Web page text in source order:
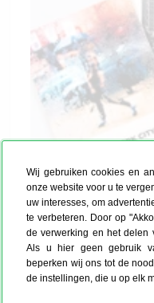
Wij gebruiken cookies en
onze website voor u te
uw interesses, om
te verbeteren. Door op
de verwerking en het delen
Als u hier geen gebruik
beperken wij ons tot de
de instellingen, die u op elk
Template type:
Kies het template
ontwerpers hebben
gemaakt:
vrolijk en ga maar